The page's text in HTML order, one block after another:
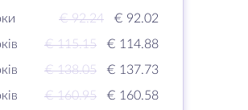
€ 92.24
€ 92.02
€ 115.15
€ 114.88
€ 138.05
€ 137.73
€ 160.95
€ 160.58